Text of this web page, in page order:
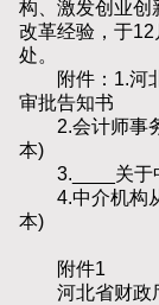
构、激发创业创
改革经验，于
处。
附件：1.河北
审批告知书
2.会计师事务
本)
3.____关于中
4.中介机构从
本)
附件1
河北省财政厅